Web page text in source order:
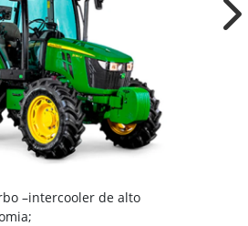
–intercooler de alto